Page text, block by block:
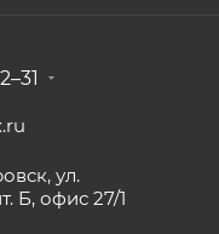
ул.
Б, офис 27/1